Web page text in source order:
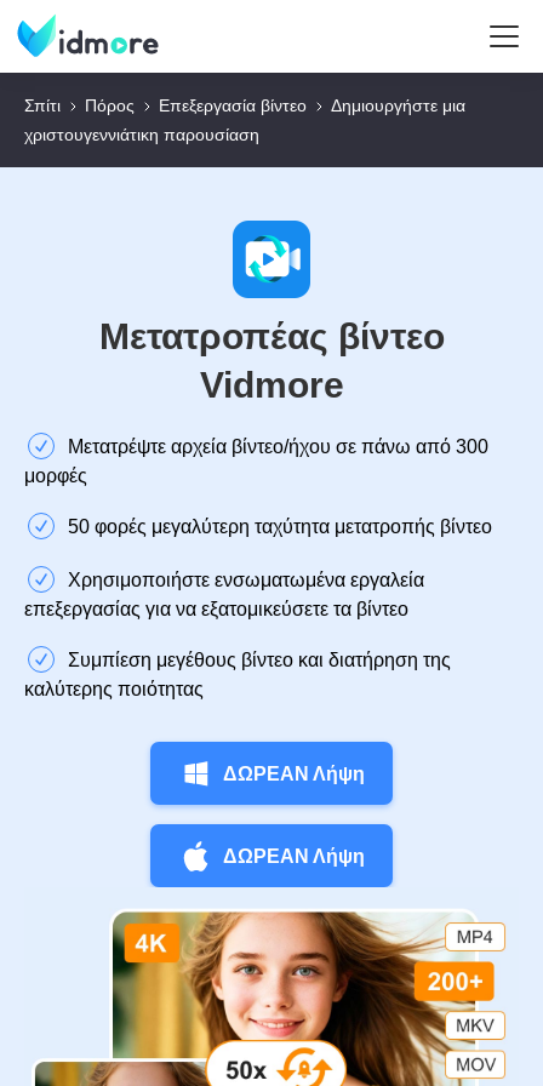
Σπίτι Πόρος Επεξεργασία βίντεο
Δημιουργήστε μια
χριστουγεννιάτικη παρουσίαση
Μετατροπέας βίντεο
Vidmore
Μετατρέψτε αρχεία βίντεο/ήχου σε πάνω από 300
μορφές
50 φορές μεγαλύτερη ταχύτητα μετατροπής βίντεο
Χρησιμοποιήστε ενσωματωμένα εργαλεία
επεξεργασίας για να εξατομικεύσετε τα βίντεο
Συμπίεση μεγέθους βίντεο και διατήρηση της
καλύτερης ποιότητας
ΔΩΡΕΑΝ Λήψη
ΔΩΡΕΑΝ Λήψη